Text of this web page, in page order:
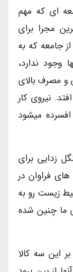
ای که مهم
مجرا برای
که به
وجود ندارد،
مصرف بالای
نیروی کار
میشود
زدایی برای
فراوان در
زیست رو به
ما چنین شده
سه کالا